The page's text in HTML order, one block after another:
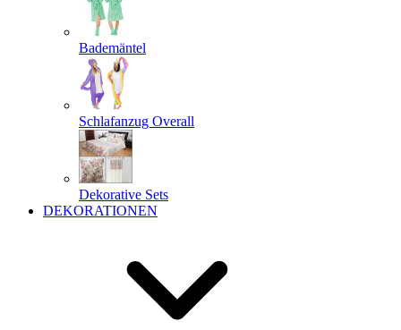
Bademäntel
Schlafanzug Overall
Dekorative Sets
DEKORATIONEN